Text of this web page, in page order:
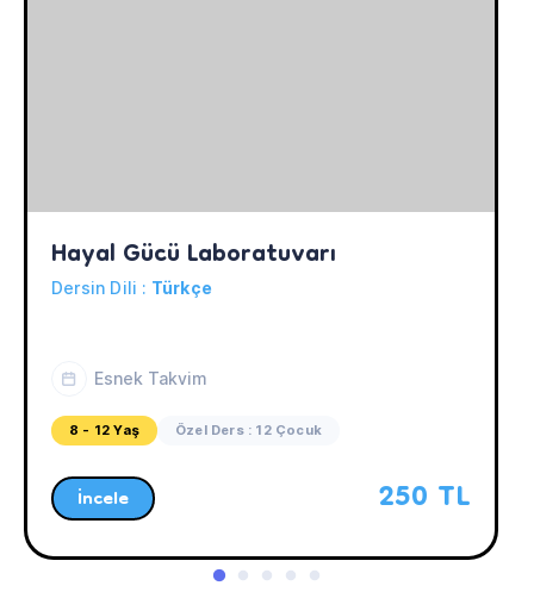
Hayal Gücü Laboratuvarı
Dersin Dili : Türkçe
Esnek Takvim
8 - 12 Yaş Özel Ders : 12 Çocuk
İncele 250 TL